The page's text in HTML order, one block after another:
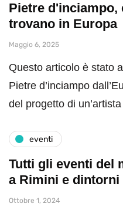
Pietre d'inciampo,
trovano in Europa
Maggio 6, 2025
Questo articolo è stato
Pietre d’inciampo
del progetto di
eventi
Tutti gli eventi del
a Rimini e dintorni
Ottobre 1, 2024